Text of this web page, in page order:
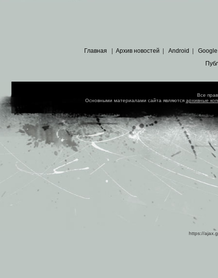
Главная Архив новостей Android Google
Все
Основными материалами сайта являются архивные
https://